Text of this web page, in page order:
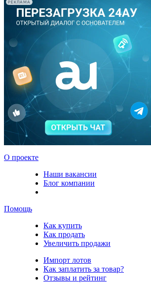
РЕКЛАМА
О проекте
Наши вакансии
Блог компании
Помощь
Как купить
Как продать
Увеличить продажи
Импорт лотов
Как заплатить за товар?
Отзывы и рейтинг